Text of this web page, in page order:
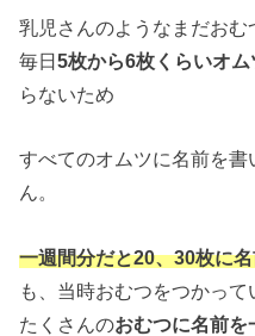
乳児さんのようなまだお
毎日5枚から6枚くらいオ
らないため
すべてのオムツに名前を
ん。
一週間分だと20、30枚に
も、当時おむつをつかっ
たくさんのおむつに名前を